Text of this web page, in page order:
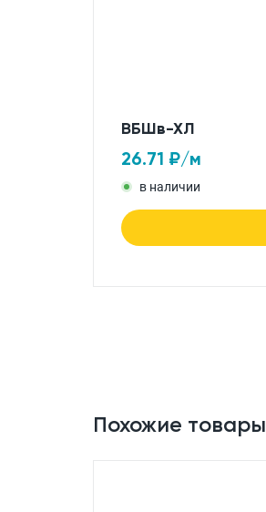
ВБШв-ХЛ
26.71 ₽/м
в наличии
Похожие товары